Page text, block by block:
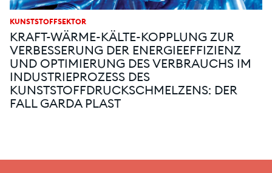
KUNSTSTOFFSEKTOR
KRAFT-WÄRME-KÄLTE-KOPPLUNG ZUR
VERBESSERUNG DER ENERGIEEFFIZIENZ
UND OPTIMIERUNG DES VERBRAUCHS IM
INDUSTRIEPROZESS DES
KUNSTSTOFFDRUCKSCHMELZENS: DER
FALL GARDA PLAST